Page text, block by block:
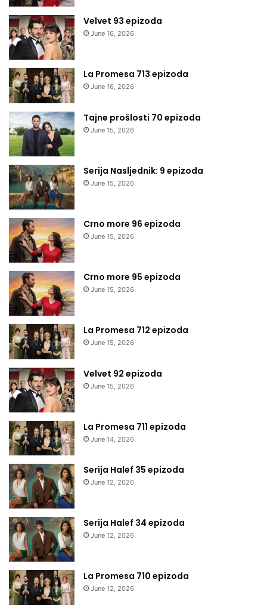
Velvet 93 epizoda
June 16, 2026
La Promesa 713 epizoda
June 16, 2026
Tajne prošlosti 70 epizoda
June 15, 2026
Serija Nasljednik: 9 epizoda
June 15, 2026
Crno more 96 epizoda
June 15, 2026
Crno more 95 epizoda
June 15, 2026
La Promesa 712 epizoda
June 15, 2026
Velvet 92 epizoda
June 15, 2026
La Promesa 711 epizoda
June 14, 2026
Serija Halef 35 epizoda
June 12, 2026
Serija Halef 34 epizoda
June 12, 2026
La Promesa 710 epizoda
June 12, 2026